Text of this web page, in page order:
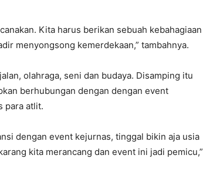
Kita harus berikan sebuah kebahagiaan
menyongsong kemerdekaan,” tambahnya.
olahraga, seni dan budaya. Disamping itu
berhubungan dengan dengan event
para atlit.
dengan event kejurnas, tinggal bikin aja usia
kita merancang dan event ini jadi pemicu,”